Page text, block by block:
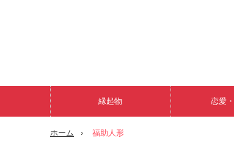
縁起物 恋愛
ホーム 福助人形